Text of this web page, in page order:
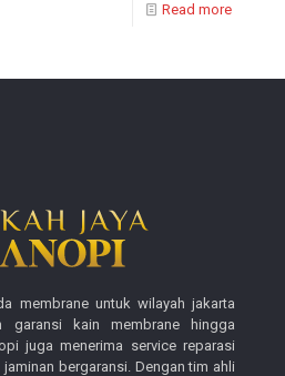
Read more
membrane untuk wilayah jakarta
garansi kain membrane hingga
juga menerima service reparasi
bergaransi. Dengan tim ahli